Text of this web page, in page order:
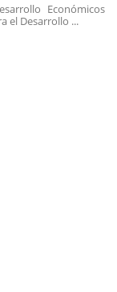
Económicos
el Desarrollo ...